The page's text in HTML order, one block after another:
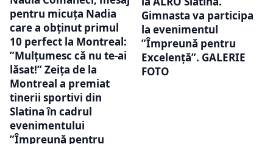
pentru micuța Nadia
care a obținut primul
10 perfect la Montreal:
”Mulțumesc că nu te-ai
lăsat!” Zeița de la
Montreal a premiat
tinerii sportivi din
Slatina în cadrul
evenimentului
”Împreună pentru
Gimnasta va participa
la evenimentul
”Împreună pentru
Excelență”. GALERIE
FOTO